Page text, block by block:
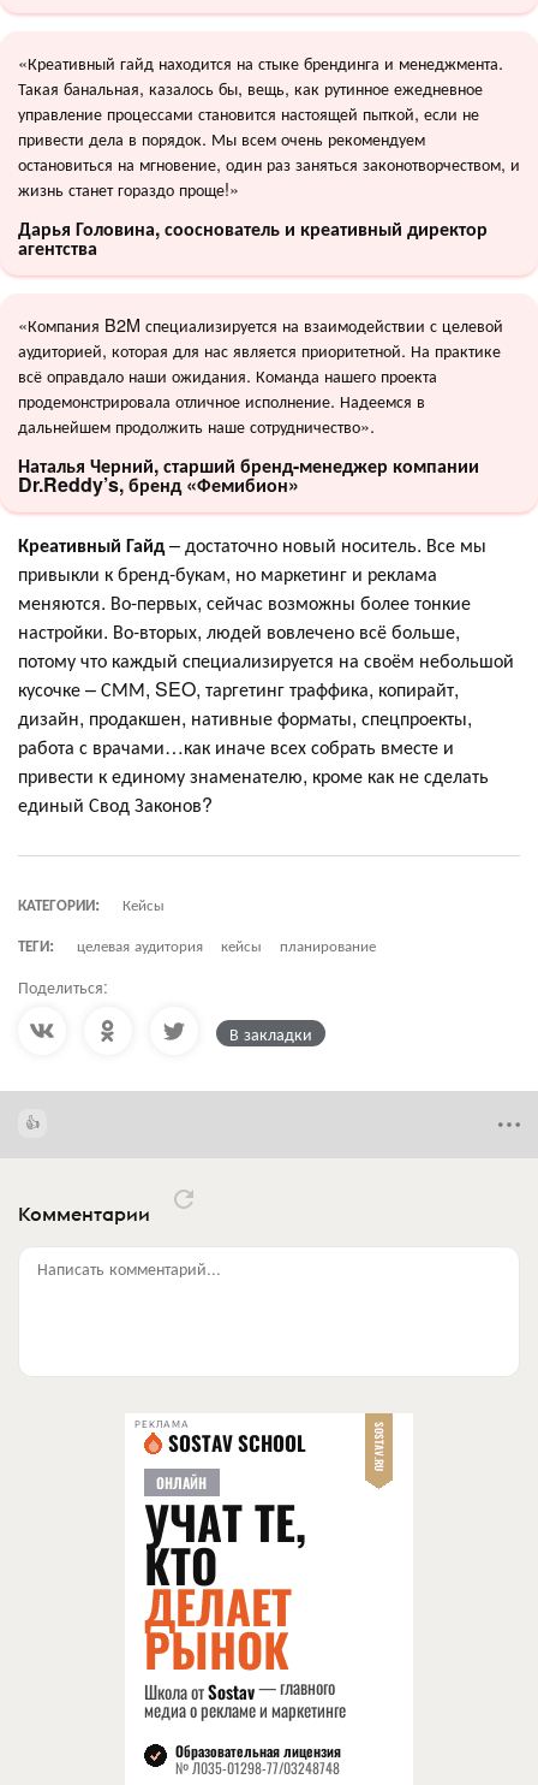
«Креативный гайд находится на стыке брендинга и менеджмента.
Такая банальная, казалось бы, вещь, как рутинное ежедневное
управление процессами становится настоящей пыткой, если не
привести дела в порядок. Мы всем очень рекомендуем
остановиться на мгновение, один раз заняться законотворчеством, и
жизнь станет гораздо проще!»
Дарья Головина, сооснователь и креативный директор
агентства
«Компания B2M специализируется на взаимодействии с целевой
аудиторией, которая для нас является приоритетной. На практике
всё оправдало наши ожидания. Команда нашего проекта
продемонстрировала отличное исполнение. Надеемся в
дальнейшем продолжить наше сотрудничество».
Наталья Черний, старший бренд-менеджер компании
Dr.Reddy’s, бренд «Фемибион»
Креативный Гайд– достаточно новый носитель. Все мы
привыкли к бренд-букам, но маркетинг и реклама
меняются. Во-первых, сейчас возможны более тонкие
настройки. Во-вторых, людей вовлечено всё больше,
потому что каждый специализируется на своём небольшой
кусочке – СММ, SEO, таргетинг траффика, копирайт,
дизайн, продакшен, нативные форматы, спецпроекты,
работа с врачами…как иначе всех собрать вместе и
привести к единому знаменателю, кроме как не сделать
единый Свод Законов?
КАТЕГОРИИ:
Кейсы
ТЕГИ:
целевая аудитория кейсы планирование
Поделиться:
В закладки
Комментарии
Написать комментарий...
РЕКЛАМА